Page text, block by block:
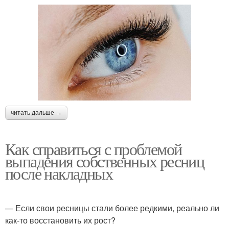
читать дальше →
Как справиться с проблемой
выпадения собственных ресниц
после накладных
— Если свои ресницы стали более редкими, реально ли
как-то восстановить их рост?